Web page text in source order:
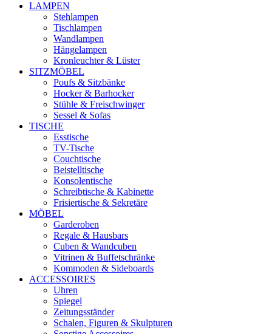
LAMPEN
Stehlampen
Tischlampen
Wandlampen
Hängelampen
Kronleuchter & Lüster
SITZMÖBEL
Poufs & Sitzbänke
Hocker & Barhocker
Stühle & Freischwinger
Sessel & Sofas
TISCHE
Esstische
TV-Tische
Couchtische
Beistelltische
Konsolentische
Schreibtische & Kabinette
Frisiertische & Sekretäre
MÖBEL
Garderoben
Regale & Hausbars
Cuben & Wandcuben
Vitrinen & Buffetschränke
Kommoden & Sideboards
ACCESSOIRES
Uhren
Spiegel
Zeitungsständer
Schalen, Figuren & Skulpturen